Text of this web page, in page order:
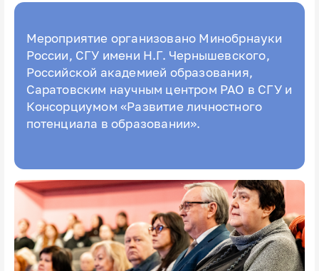
Мероприятие организовано Минобрнауки
России, СГУ имени Н.Г. Чернышевского,
Российской академией образования,
Саратовским научным центром РАО в СГУ и
Консорциумом «Развитие личностного
потенциала в образовании».